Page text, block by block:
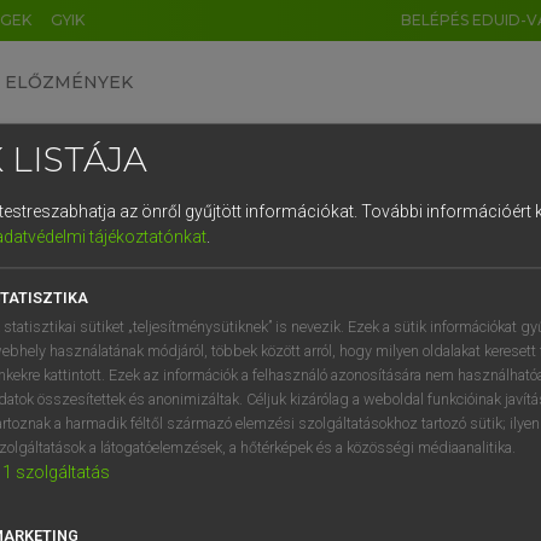
GYIK BELÉPÉS EDUID-
ELŐZMÉNYEK
szótár
VAN ELŐFIZETÉSED?
megtekintéséhez.
LISTÁJA
az önről gyűjtött információkat. További információért
tájékoztatónkat.
statisztikai sütiket „teljesítménysütiknek” is nevezik. Ezek a sütik információkat
használatának módjáról, többek között arról, hogy milyen oldalakat keresett
kattintott. Ezek az információk a felhasználó azonosítására nem
összesítettek és anonimizáltak. Céljuk kizárólag a weboldal funkcióinak
a harmadik féltől származó elemzési szolgáltatásokhoz tartozó sütik;
a látogatóelemzések, a hőtérképek és a közösségi médiaanalitika.
1 szolgáltatás
DE CN FR ES IT NL
1 2 3 4 5 6 7 8 9
q w e r t z u i
a s d f g h j k l é
í y x c v b n m , .